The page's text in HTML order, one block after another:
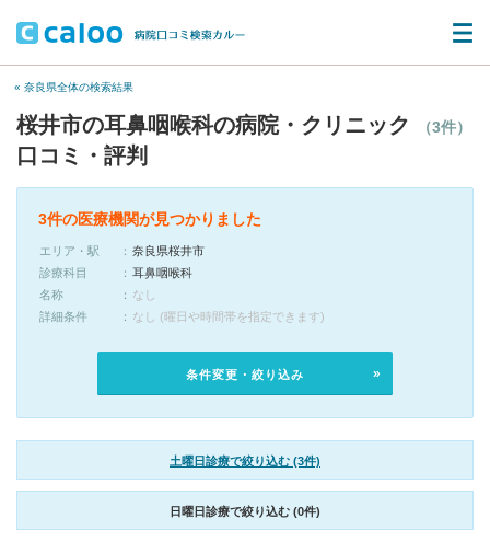
« 奈良県全体の検索結果
桜井市の耳鼻咽喉科の病院・クリニック （3件）
口コミ・評判
3件の医療機関が見つかりました
エリア・駅
奈良県桜井市
診療科目
耳鼻咽喉科
名称
なし
詳細条件
なし (曜日や時間帯を指定できます)
条件変更・絞り込み
土曜日診療で絞り込む (3件)
日曜日診療で絞り込む (0件)